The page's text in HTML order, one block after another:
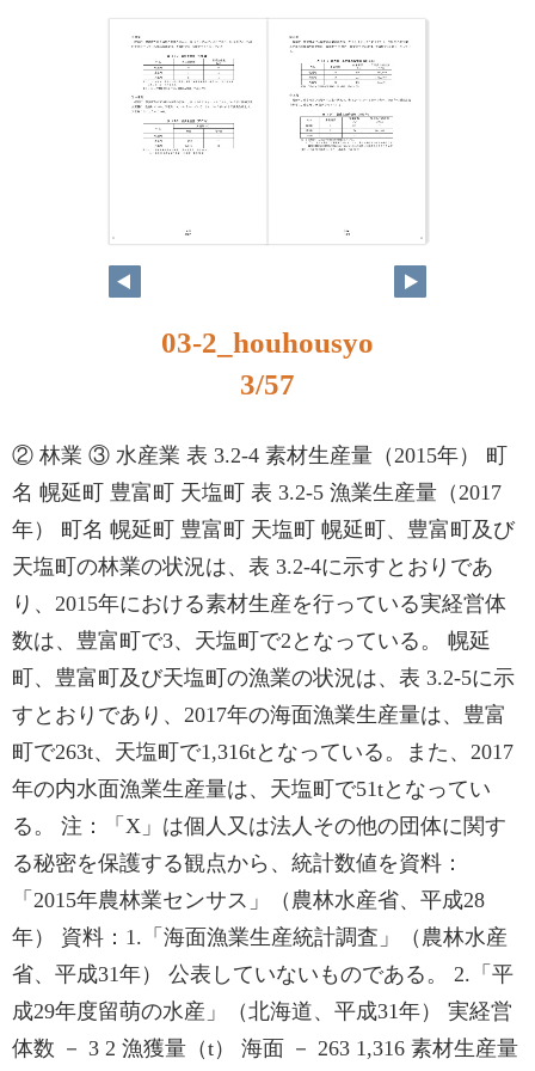
3 4
03-2_houhousyo
3/57
② 林業 ③ 水産業 表 3.2-4 素材生産量（2015年） 町
名 幌延町 豊富町 天塩町 表 3.2-5 漁業生産量（2017
年） 町名 幌延町 豊富町 天塩町 幌延町、豊富町及び
天塩町の林業の状況は、表 3.2-4に示すとおりであ
り、2015年における素材生産を行っている実経営体
数は、豊富町で3、天塩町で2となっている。 幌延
町、豊富町及び天塩町の漁業の状況は、表 3.2-5に示
すとおりであり、2017年の海面漁業生産量は、豊富
町で263t、天塩町で1,316tとなっている。また、2017
年の内水面漁業生産量は、天塩町で51tとなってい
る。 注：「X」は個人又は法人その他の団体に関す
る秘密を保護する観点から、統計数値を資料：
「2015年農林業センサス」（農林水産省、平成28
年） 資料：1.「海面漁業生産統計調査」（農林水産
省、平成31年） 公表していないものである。 2.「平
成29年度留萌の水産」（北海道、平成31年） 実経営
体数 － 3 2 漁獲量（t） 海面 － 263 1,316 素材生産量